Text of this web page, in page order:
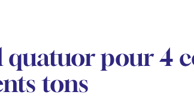
quatuor pour 4
tons